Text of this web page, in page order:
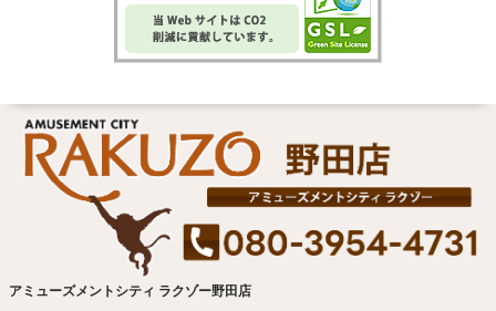
アミューズメントシティ ラクゾー野田店